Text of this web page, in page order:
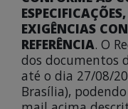
EXIGÊNCIAS
REFERÊNCIA. O
dos documentos
até o dia 27/08/
Brasília),